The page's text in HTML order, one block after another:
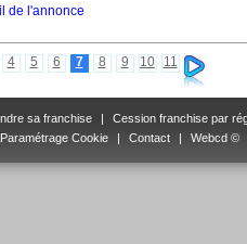
de l'annonce
4 5 6 7 8 9 10 11
sa franchise
Cession franchise par
Paramétrage Cookie Contact Webcd ©